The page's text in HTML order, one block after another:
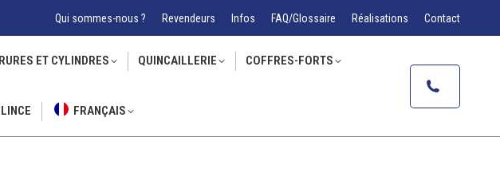
Qui sommes-nous ? Revendeurs Infos FAQ/Glossaire Réalisations Contact
ET CYLINDRES QUINCAILLERIE COFFRES-FORTS
FRANÇAIS